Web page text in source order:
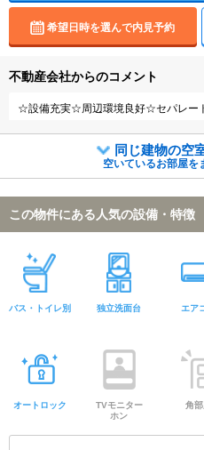
希望日時を選んで内見予約
不動産会社からのコメント
☆設備充実☆周辺環境良好☆セパレ
同じ建物の空
空いているお部屋を
この物件にある人気の設備・特徴
バス・トイレ別 独立洗面台 エア
オートロック
TVモニター
ホン
角